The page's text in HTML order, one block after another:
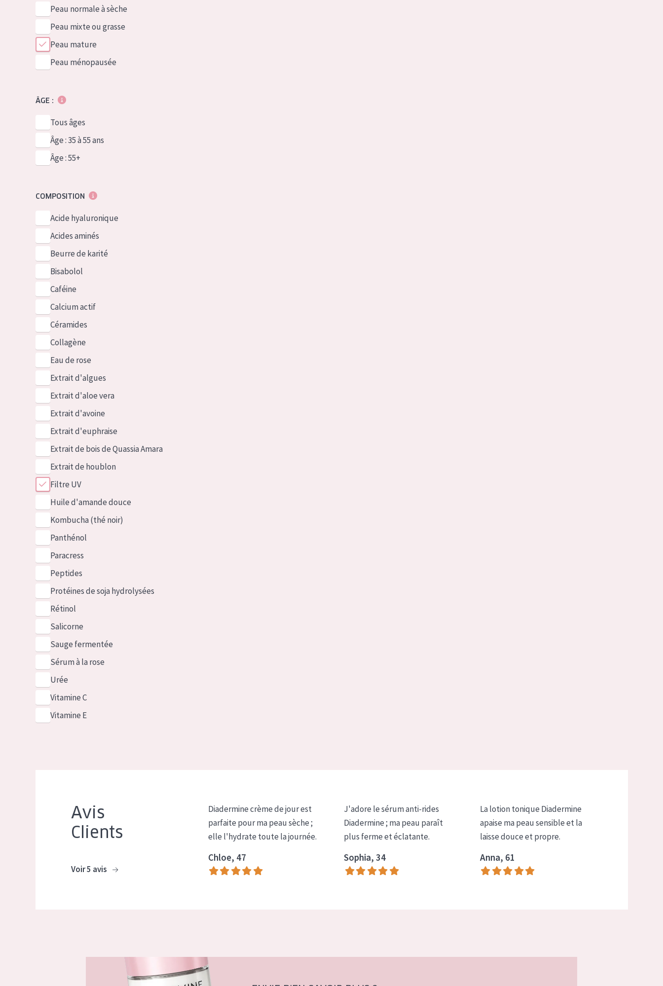
Peau normale à sèche
Peau mixte ou grasse
Peau mature
Peau ménopausée
ÂGE :
Tous âges
Âge : 35 à 55 ans
Âge : 55+
COMPOSITION
Acide hyaluronique
Acides aminés
Beurre de karité
Bisabolol
Caféine
Calcium actif
Céramides
Collagène
Eau de rose
Extrait d'algues
Extrait d'aloe vera
Extrait d'avoine
Extrait d'euphraise
Extrait de bois de Quassia Amara
Extrait de houblon
Filtre UV
Huile d'amande douce
Kombucha (thé noir)
Panthénol
Paracress
Peptides
Protéines de soja hydrolysées
Rétinol
Salicorne
Sauge fermentée
Sérum à la rose
Urée
Vitamine C
Vitamine E
Avis
Clients
Voir 5 avis
Diadermine crème de jour est
parfaite pour ma peau sèche ;
elle l'hydrate toute la journée.
Chloe, 47
J'adore le sérum anti-rides
Diadermine ; ma peau paraît
plus ferme et éclatante.
Sophia, 34
La lotion tonique Diadermine
apaise ma peau sensible et la
laisse douce et propre.
Anna, 61